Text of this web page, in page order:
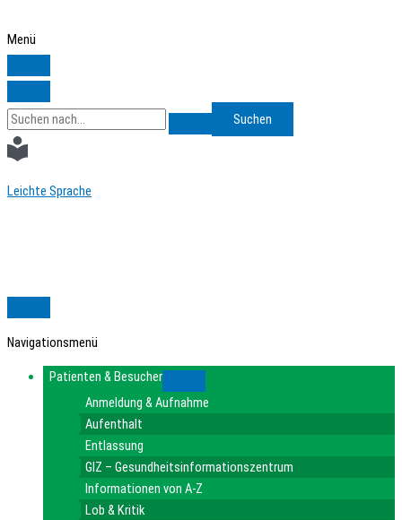
Inhalt
springen
Menü
Search
for:
Leichte Sprache
Navigationsmenü
Patienten & Besucher
Anmeldung & Aufnahme
Aufenthalt
Entlassung
GIZ – Gesundheitsinformationszentrum
Informationen von A-Z
Lob & Kritik